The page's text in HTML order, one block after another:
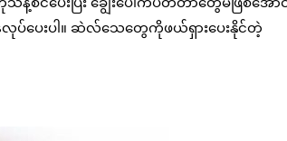
ပ်ပေးပါ။ ဆဲလ်သေတွေကိုဖယ်ရှားပေးနိုင်တဲ့